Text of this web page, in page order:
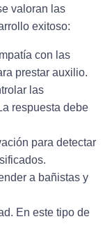
valoran las
exitoso:
con las
prestar auxilio.
las
respuesta debe
para detectar
a bañistas y
. En este tipo de